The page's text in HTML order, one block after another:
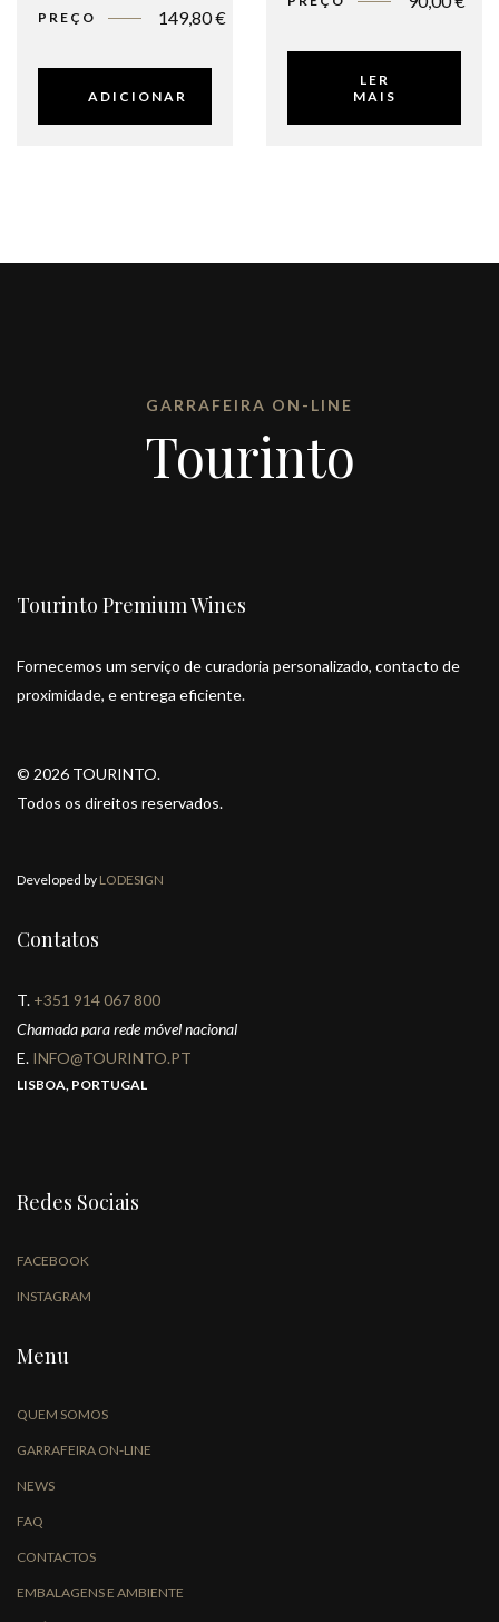
PREÇO 149,80€
ADICIONAR
LER
MAIS
GARRAFEIRA ON-LINE
Tourinto
Tourinto Premium Wines
Fornecemos um serviço de curadoria personalizado, contacto de
proximidade, e entrega eficiente.
© 2026 TOURINTO.
Todos os direitos reservados.
Developed by LODESIGN
Contatos
T. +351 914 067 800
Chamada para rede móvel nacional
E. INFO@TOURINTO.PT
LISBOA, PORTUGAL
Redes Sociais
FACEBOOK
INSTAGRAM
Menu
QUEM SOMOS
GARRAFEIRA ON-LINE
NEWS
FAQ
CONTACTOS
EMBALAGENS E AMBIENTE